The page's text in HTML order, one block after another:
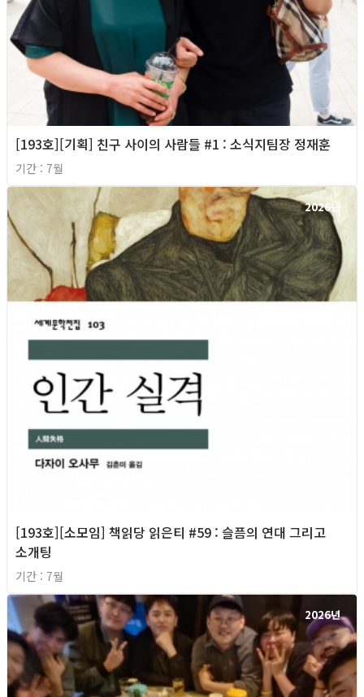
[193호][기획] 친구 사이의 사람들 #1 : 소식지팀장 정재훈
기간 : 7월
2026년
[193호][소모임] 책읽당 읽은티 #59 : 슬픔의 연대 그리고
소개팅
기간 : 7월
2026년